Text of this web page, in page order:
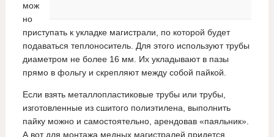
мож
но
приступать к укладке магистрали, по которой будет
подаваться теплоноситель. Для этого используют трубы
диаметром не более 16 мм. Их укладывают в пазы
прямо в фольгу и скрепляют между собой пайкой.
Если взять металлопластиковые трубы или трубы,
изготовленные из сшитого полиэтилена, выполнить
пайку можно и самостоятельно, арендовав «паяльник».
А вот для монтажа медных магистралей придется